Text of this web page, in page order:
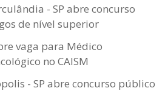
- SP abre concurso
de nível superior
vaga para Médico
no CAISM
- SP abre concurso público